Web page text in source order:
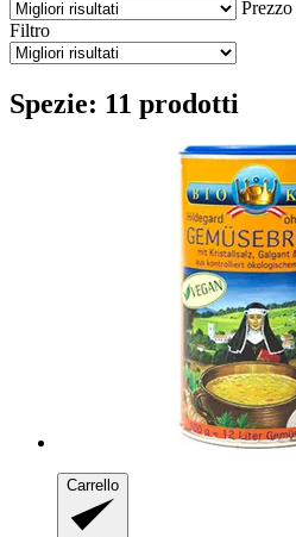
Prezzo
Filtro
Spezie: 11 prodotti
Carrello